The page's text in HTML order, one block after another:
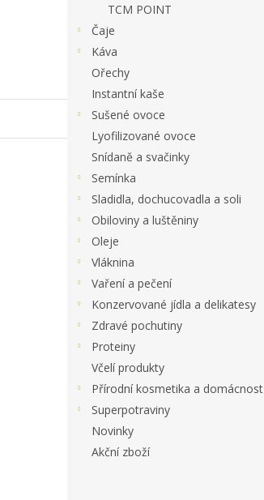
TCM POINT
Čaje
Káva
Ořechy
Instantní kaše
Sušené ovoce
Lyofilizované ovoce
Snídaně a svačinky
Semínka
Sladidla, dochucovadla a soli
Obiloviny a luštěniny
Oleje
Vláknina
Vaření a pečení
Konzervované jídla a delikatesy
Zdravé pochutiny
Proteiny
Včelí produkty
Přírodní kosmetika a domácnost
Superpotraviny
Novinky
Akční zboží